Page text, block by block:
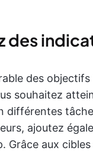
des
des objectifs
souhaitez
différentes
ajoutez
Grâce aux